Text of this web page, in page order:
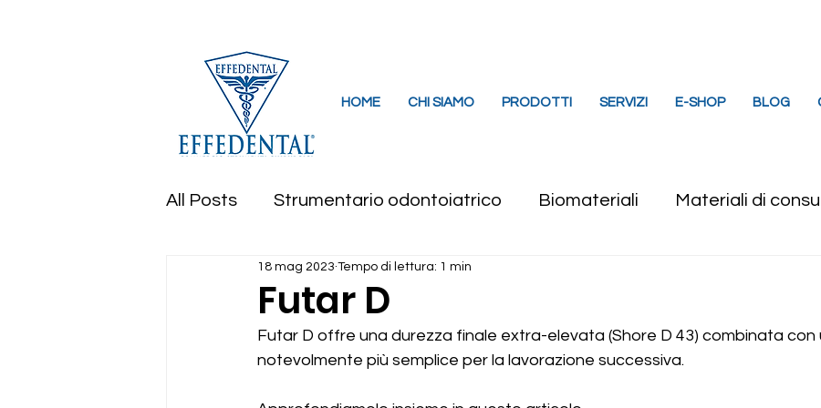
HOME CHI SIAMO PRODOTTI SERVIZI E-SHOP BLOG
All Posts Strumentario odontoiatrico Biomateriali Materiali di
Curettes e scalers Frese diamantate e chirurgiche
Strumentario Chirurgico
Futar D
18 mag 2023 Tempo di lettura: 1 min
Futar D offre una durezza finale extra-elevata (Shore D 43) combinata con
notevolmente più semplice per la lavorazione successiva.